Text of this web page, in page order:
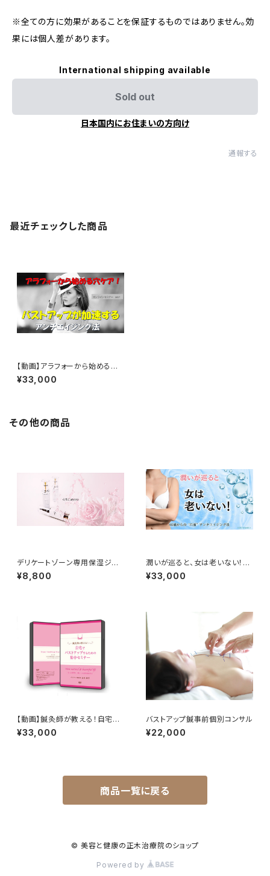
※全ての方に効果があることを保証するものではありません。効
果には個人差があります。
International shipping available
Sold out
日本国内にお住まいの方向け
通報する
最近チェックした商品
【動画】アラフォーから始める穴
ケア！バストアップが加速するア
ンチエイジング法
¥33,000
その他の商品
デリケートゾーン専用保湿ジェ
ル アノワ心心
¥8,800
潤いが巡ると、女は老いない！4
0歳からの“穴”活アンチエイジ
ング法
¥33,000
【動画】鍼灸師が教える！自宅で
バストアップするための集中セミ
ナー
¥33,000
バストアップ鍼事前個別コンサル
¥22,000
商品一覧に戻る
© 美容と健康の正木治療院のショップ
Powered by